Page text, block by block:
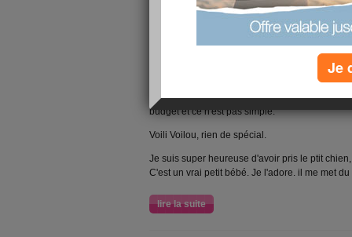
Ce matin, il ne fait pas chaud du tout. NOus
En même, le proverbe "ne te découvre pas
cette année... Aussi j'espère que le mois de
SInon un peu difficile. Les frais de 1800 euros
budget et ce n'est pas simple.
Voili Voilou, rien de spécial.
Je suis super heureuse d'avoir pris le ptit
C'est un vrai petit bébé. Je l'adore. il me met
lire la suite
Je